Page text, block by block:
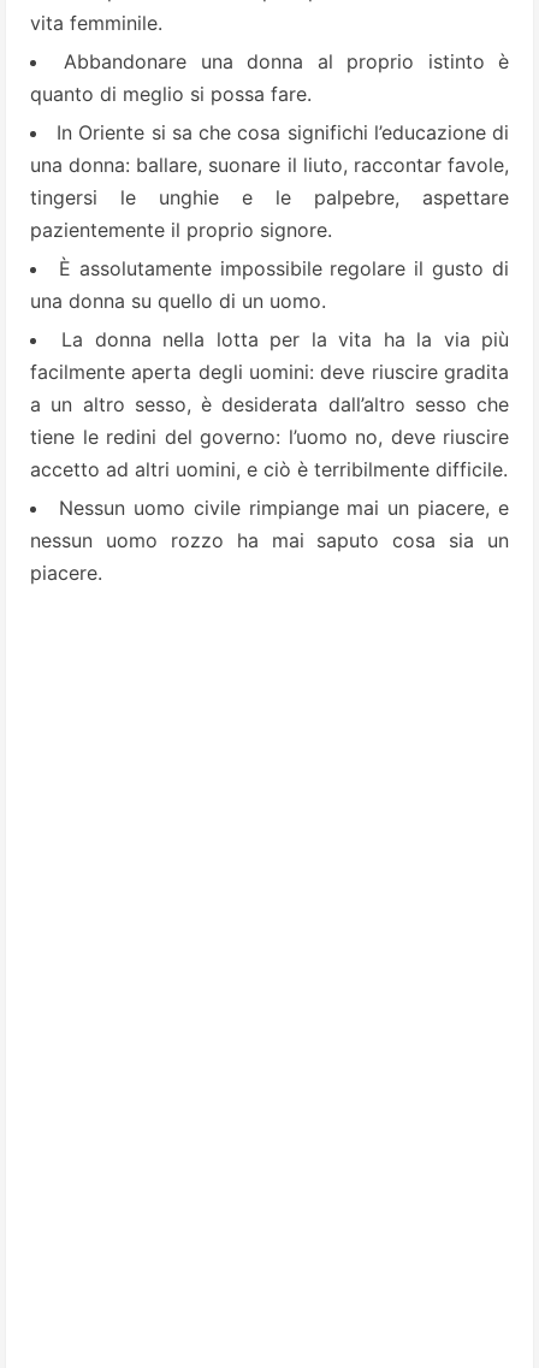
vita femminile.
Abbandonare una donna al proprio istinto è
quanto di meglio si possa fare.
In Oriente si sa che cosa significhi l’educazione di
una donna: ballare, suonare il liuto, raccontar favole,
tingersi le unghie e le palpebre, aspettare
pazientemente il proprio signore.
È assolutamente impossibile regolare il gusto di
una donna su quello di un uomo.
La donna nella lotta per la vita ha la via più
facilmente aperta degli uomini: deve riuscire gradita
a un altro sesso, è desiderata dall’altro sesso che
tiene le redini del governo: l’uomo no, deve riuscire
accetto ad altri uomini, e ciò è terribilmente difficile.
Nessun uomo civile rimpiange mai un piacere, e
nessun uomo rozzo ha mai saputo cosa sia un
piacere.